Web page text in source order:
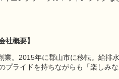
社概要】
業。2015年に郡山市に移転。給排
プライドを持ちながらも「楽しみ